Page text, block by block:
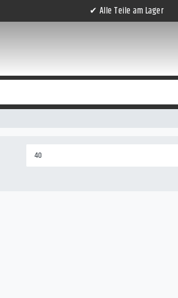
✔ Alle Teile am Lager